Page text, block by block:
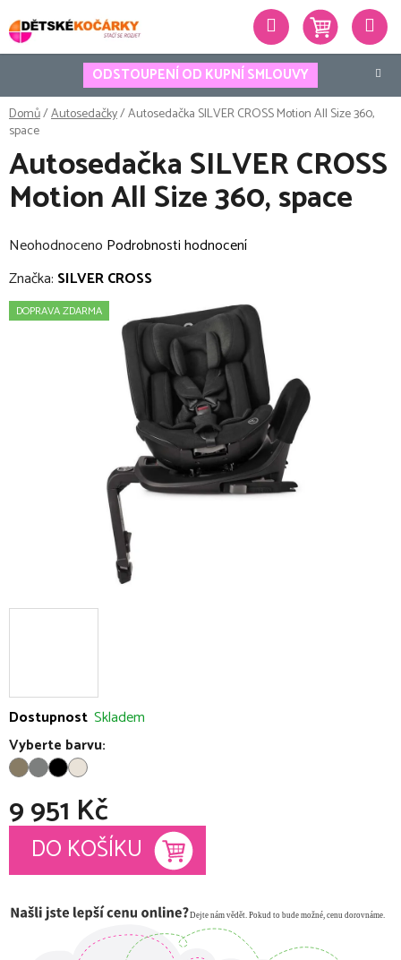
na
obsah
ODSTOUPENÍ OD KUPNÍ SMLOUVY
Hledat
Domů/Autosedačky/Autosedačka SILVER CROSS Motion All Size 360,
space
Dostupnost Skladem
Vyberte barvu:
9 951 Kč
Měrná cena:
DO KOŠÍKU
Autosedačka SILVER CROSS
Motion All Size 360, space
Průměrné
hodnocení
je
Neohodnoceno Podrobnosti hodnocení
Značka: SILVER CROSS
DOPRAVA ZDARMA